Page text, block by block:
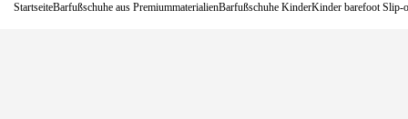
StartseiteBarfußschuhe aus PremiummaterialienBarfußschuhe KinderKinder barefoot Slip-